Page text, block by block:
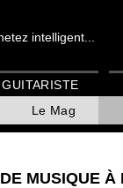
intelligent...
Le Mag
GUITARISTE
MUSIQUE